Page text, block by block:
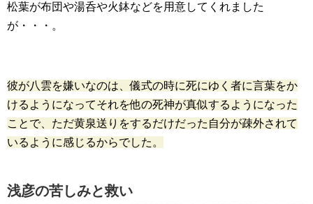
松葉が布団や湯呑や火鉢などを用意してくれました
が・・・。
彼が八雲を嫌いなのは、儀式の時に死にゆく者に言葉をか
けるようになってそれを他の死神が真似するようになった
ことで、ただ黄泉送りをするだけだった自分が疎外されて
いるように感じるからでした。
浅彦の苦しみと救い